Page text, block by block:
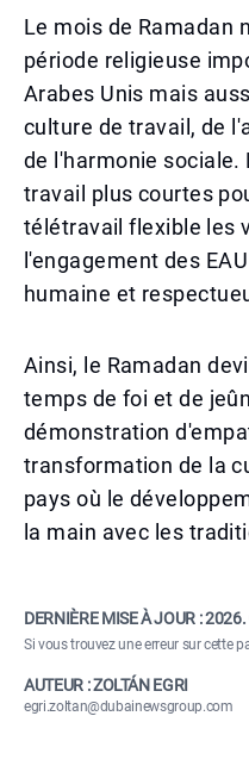
Le mois de Ramadan
période religieuse
Arabes Unis mais
culture de travail, de
de l'harmonie sociale.
travail plus courtes
télétravail flexible les
l'engagement des
humaine et
Ainsi, le Ramadan
temps de foi et de
démonstration
transformation de la
pays où le
la main avec les
DERNIÈRE MISE À JOUR :2026.
Si vous trouvez une erreur sur cette
AUTEUR : ZOLTÁN EGRI
egri.zoltan@dubainewsgroup.com